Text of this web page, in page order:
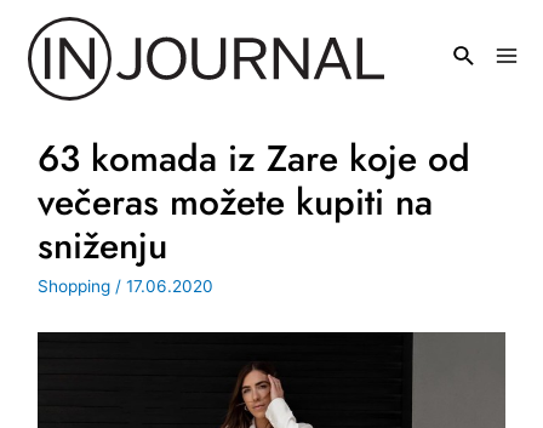
sadržaj
63 komada iz Zare koje od
večeras možete kupiti na
sniženju
Shopping /17.06.2020